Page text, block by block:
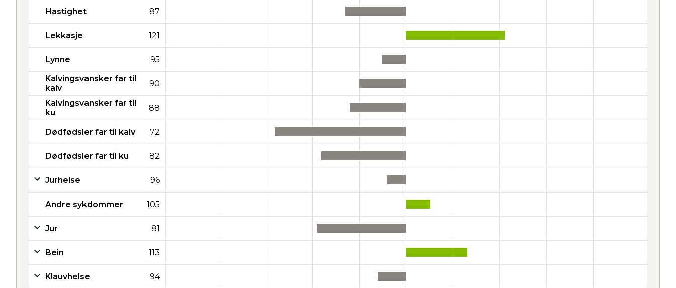
Hastighet 87
Lekkasje 121
Lynne 95
Kalvingsvansker far til
kalv
90
Kalvingsvansker far til
ku
88
Dødfødsler far til kalv 72
Dødfødsler far til ku 82
Jurhelse 96
Andre sykdommer 105
Jur 81
Bein 113
Klauvhelse 94